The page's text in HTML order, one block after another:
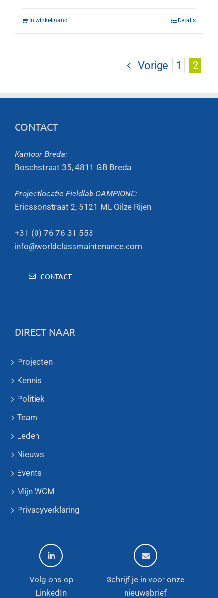
In winkelmand Details
Vorige 1 2
CONTACT
Kantoor Breda:
Boschstraat 35, 4811 GB Breda
Projectlocatie Fieldlab CAMPIONE:
Ericssonstraat 2, 5121 ML Gilze Rijen
+31 (0) 76 76 31 553
info@worldclassmaintenance.com
CONTACT
DIRECT NAAR
Projecten
Kennis
Politiek
Team
Leden
Nieuws
Events
Mijn WCM
Privacyverklaring
Volg ons op
LinkedIn
Schrijf je in voor onze
nieuwsbrief